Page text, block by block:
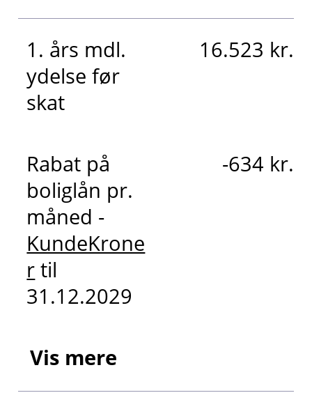
1. års mdl.
ydelse før
skat
16.523 kr.
Rabat på
boliglån pr.
måned -
KundeKrone
r til
31.12.2029
-634 kr.
Vis mere